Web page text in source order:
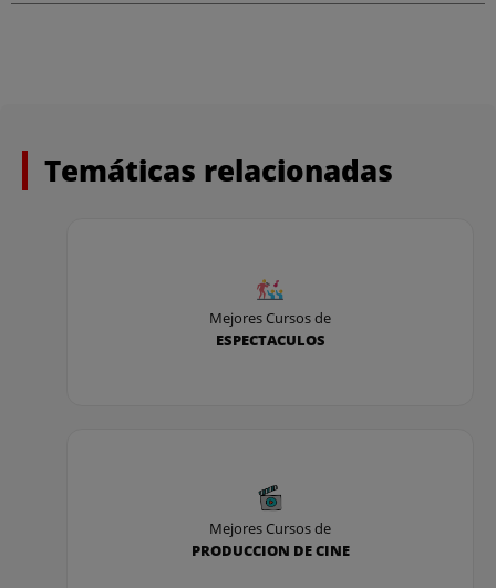
Temáticas relacionadas
Mejores Cursos de
ESPECTACULOS
Mejores Cursos de
PRODUCCION DE CINE